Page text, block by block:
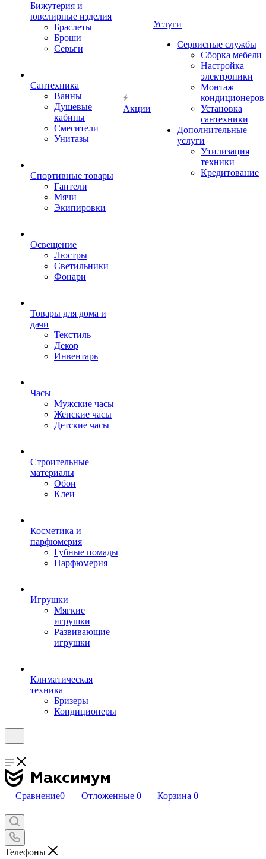
Бижутерия и
ювелирные изделия
Браслеты
Броши
Серьги
Сантехника
Ванны
Душевые
кабины
Смесители
Унитазы
Спортивные товары
Гантели
Мячи
Экипировки
Освещение
Люстры
Светильники
Фонари
Товары для дома и
дачи
Текстиль
Декор
Инвентарь
Часы
Мужские часы
Женские часы
Детские часы
Строительные
материалы
Обои
Клеи
Косметика и
парфюмерия
Губные помады
Парфюмерия
Игрушки
Мягкие
игрушки
Развивающие
игрушки
Климатическая
техника
Бризеры
Кондиционеры
Акции
Услуги
Сервисные службы
Сборка мебели
Настройка
электроники
Монтаж
кондиционеров
Установка
сантехники
Дополнительные
услуги
Утилизация
техники
Кредитование
Сравнение0 Отложенные 0 Корзина 0
Телефоны